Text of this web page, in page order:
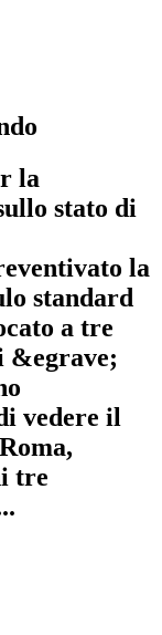
la
stato di
la
standard
a tre
&egrave;
vedere il
tre